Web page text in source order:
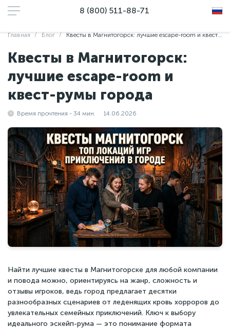
8 (800) 511-88-71
Главная Блог Квесты в Магнитогорск: лучшие escape-room и квест-румы города
Квесты в Магнитогорск:
лучшие escape-room и
квест-румы города
Время прочтения - 34 мин. 14.06.2026
Найти лучшие квесты в Магнитогорске для любой компании
и повода можно, ориентируясь на жанр, сложность и
отзывы игроков, ведь город предлагает десятки
разнообразных сценариев от леденящих кровь хорроров до
увлекательных семейных приключений. Ключ к выбору
идеального эскейп-рума — это понимание формата